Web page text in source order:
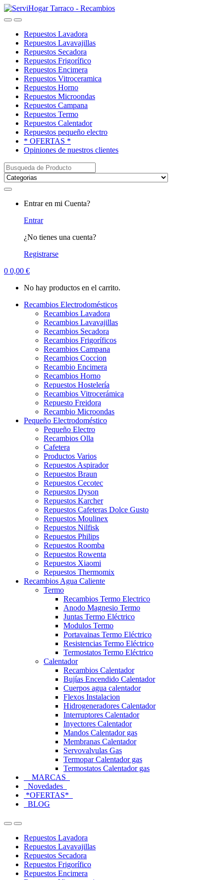
Saltar
a
saltar
al
OpenClose
Repuestos Lavadora
Repuestos Lavavajillas
Repuestos Secadora
Repuestos Frigorífico
Repuestos Encimera
Repuestos Vitroceramica
Repuestos Horno
Repuestos Microondas
Repuestos Campana
Repuestos Termo
Repuestos Calentador
Repuestos pequeño electro
* OFERTAS *
Opiniones de nuestros clientes
Buscar:
Entrar en mi Cuenta?
Entrar
¿No tienes una cuenta?
Registrarse
0 0,00 €
No hay productos en el carrito.
Recambios Electrodomésticos
Recambios Lavadora
Recambios Lavavajillas
Recambios Secadora
Recambios Frigoríficos
Recambios Campana
Recambios Coccion
Recambio Encimera
Recambios Horno
Repuestos Hostelería
Recambios Vitrocerámica
Repuesto Freidora
Recambio Microondas
Pequeño Electrodoméstico
Pequeño Electro
Recambios Olla
Cafetera
Productos Varios
Repuestos Aspirador
Repuestos Braun
Repuestos Cecotec
Repuestos Dyson
Repuestos Karcher
Repuestos Cafeteras Dolce Gusto
Repuestos Moulinex
Repuestos Nilfisk
Repuestos Philips
Repuestos Roomba
Repuestos Rowenta
Repuestos Xiaomi
Repuestos Thermomix
Recambios Agua Caliente
Termo
Recambios Termo Electrico
Anodo Magnesio Termo
Juntas Termo Eléctrico
Modulos Termo
Portavainas Termo Eléctrico
Resistencias Termo Eléctrico
Termostatos Termo Eléctrico
Calentador
Recambios Calentador
Bujías Encendido Calentador
Cuerpos agua calentador
Flexos Instalacion
Hidrogeneradores Calentador
Interruptores Calentador
Inyectores Calentador
Mandos Calentador gas
Membranas Calentador
Servovalvulas Gas
Termopar Calentador gas
Termostatos Calentador gas
MARCAS
Novedades
*OFERTAS*
BLOG
OpenClose
Repuestos Lavadora
Repuestos Lavavajillas
Repuestos Secadora
Repuestos Frigorífico
Repuestos Encimera